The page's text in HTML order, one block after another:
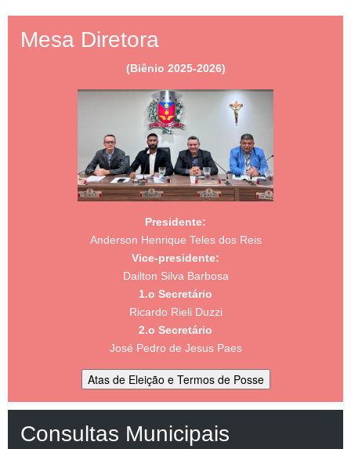
Mesa Diretora
(Biênio 2025-2026)
Presidente:
Anderson Henrique Teles dos Reis
Vice-presidente:
Dailton Silva Barbosa
1.o Secretário
Ricardo Rieli Duzzi
2.o Secretário
José Pedro de Jesus Paes
Atas de Eleição e Termos de Posse
Consultas Municipais